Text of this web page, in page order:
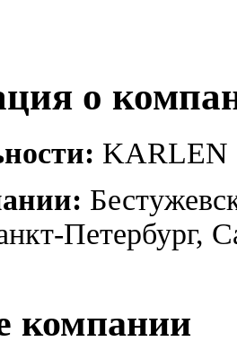
о
KARLEN
Петербург,
компании